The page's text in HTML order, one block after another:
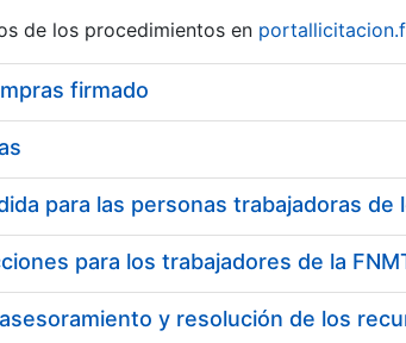
de los procedimientos en
firmado